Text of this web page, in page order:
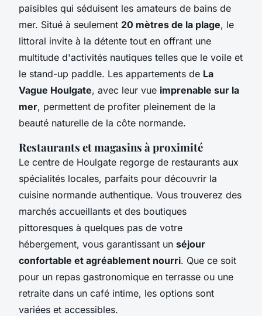
paisibles qui séduisent les amateurs de bains de
mer. Situé à seulement 20 mètres de la plage, le
littoral invite à la détente tout en offrant une
multitude d'activités nautiques telles que le voile et
le stand-up paddle. Les appartements de La
Vague Houlgate, avec leur vue imprenable sur la
mer, permettent de profiter pleinement de la
beauté naturelle de la côte normande.
Restaurants et magasins à proximité
Le centre de Houlgate regorge de restaurants aux
spécialités locales, parfaits pour découvrir la
cuisine normande authentique. Vous trouverez des
marchés accueillants et des boutiques
pittoresques à quelques pas de votre
hébergement, vous garantissant un séjour
confortable et agréablement nourri. Que ce soit
pour un repas gastronomique en terrasse ou une
retraite dans un café intime, les options sont
variées et accessibles.